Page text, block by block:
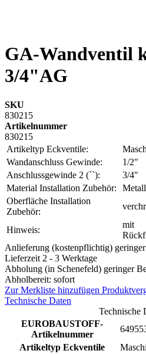
GA-Wandventil
3/4"AG
SKU
830215
Artikelnummer
830215
Artikeltyp Eckventile:
Wandanschluss Gewinde:
1/2"
Anschlussgewinde 2 (``):
3/4"
Material Installation Zubehör:
Metall
Oberfläche Installation
Zubehör:
Hinweis:
mit
Anlieferung (kostenpflichtig)
Lieferzeit 2 - 3 Werktage
Abholung (in Schenefeld) geringer
Abholbereit: sofort
Zur Merkliste hinzufügen
Technische Daten
Technische
EUROBAUSTOFF-
Artikelnummer
Artikeltyp Eckventile